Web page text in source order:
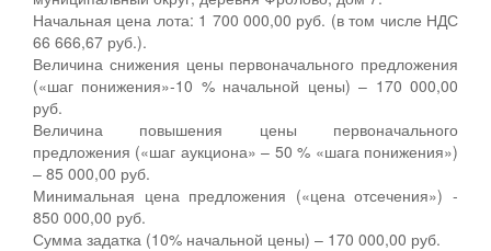
Начальная цена лота: 1 700 000,00 руб. (в том числе НДС
66 666,67 руб.).
Величина снижения цены первоначального предложения
(«шаг понижения»-10 % начальной цены) – 170 000,00
руб.
Величина повышения цены первоначального
предложения («шаг аукциона» – 50 % «шага понижения»)
– 85 000,00 руб.
Минимальная цена предложения («цена отсечения») -
850 000,00 руб.
Сумма задатка (10% начальной цены) – 170 000,00 руб.